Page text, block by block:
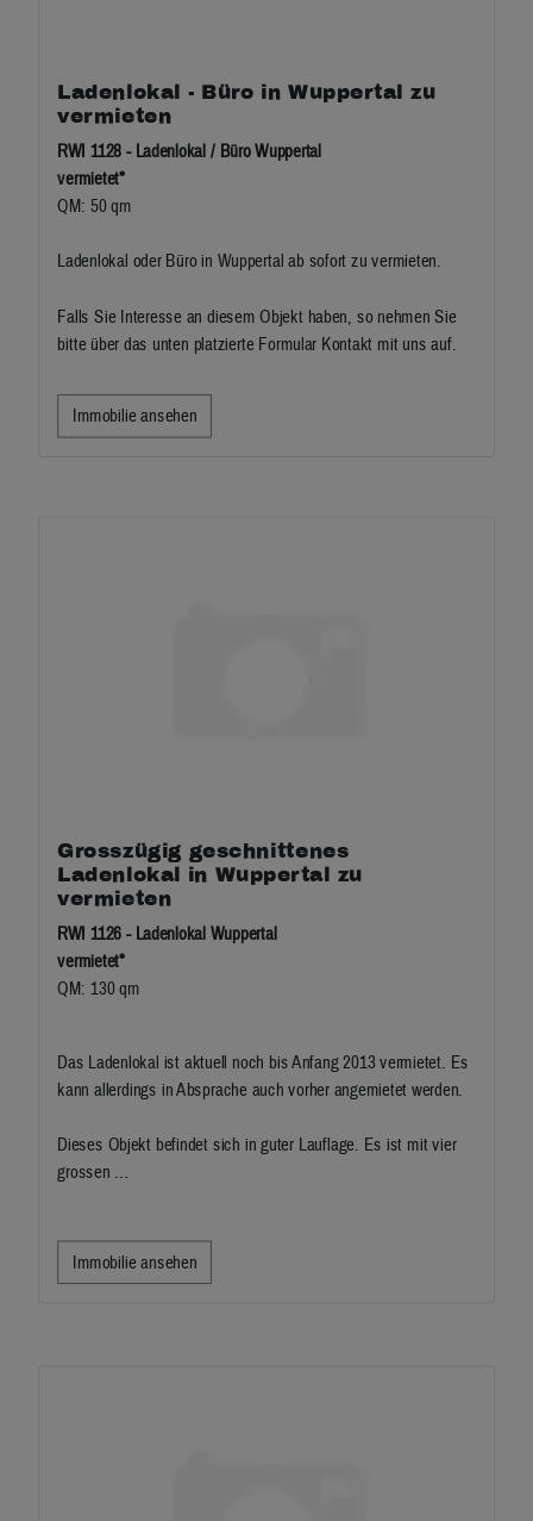
Ladenlokal - Büro in Wuppertal zu
vermieten
RWI 1128 - Ladenlokal / Büro Wuppertal
vermietet*
QM: 50 qm
Ladenlokal oder Büro in Wuppertal ab sofort zu vermieten.
Falls Sie Interesse an diesem Objekt haben, so nehmen Sie
bitte über das unten platzierte Formular Kontakt mit uns auf.
Immobilie ansehen
Grosszügig geschnittenes
Ladenlokal in Wuppertal zu
vermieten
RWI 1126 - Ladenlokal Wuppertal
vermietet*
QM: 130 qm
Das Ladenlokal ist aktuell noch bis Anfang 2013 vermietet. Es
kann allerdings in Absprache auch vorher angemietet werden.
Dieses Objekt befindet sich in guter Lauflage. Es ist mit vier
grossen …
Immobilie ansehen